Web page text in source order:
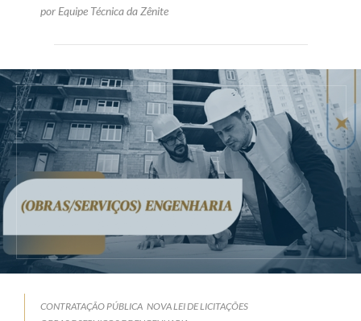
por Equipe Técnica da Zênite
CONTRATAÇÃO PÚBLICA NOVA LEI DE LICITAÇÕES